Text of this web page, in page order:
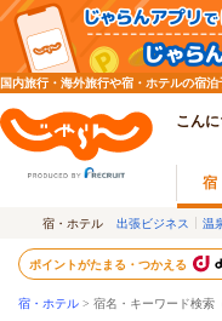
国内旅行・海外旅行や宿・ホテルの宿
こん
宿
宿・ホテル 出張ビジネス 温
ポイントがたまる・つかえる
宿・ホテル > 宿名・キーワード検索